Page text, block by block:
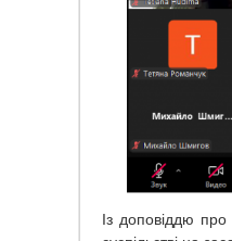
Із доповіддю